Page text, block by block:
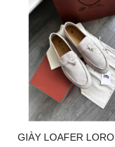
GIÀY LOAFER LORO